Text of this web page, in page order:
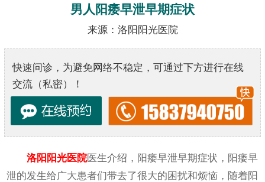
男人阳痿早泄早期症状
来源：洛阳阳光医院
快速问诊，为避免网络不稳定，可通过下方进行在线
交流（私密）！
洛阳阳光医院医生介绍，阳痿早泄早期症状，阳痿早
泄的发生给广大患者们带去了很大的困扰和烦恼，随着阳